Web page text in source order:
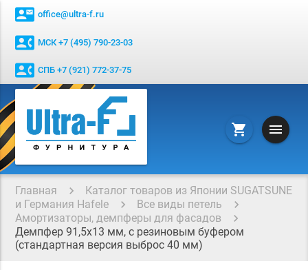
contact_mail office@ultra-f.ru
contact_phone МСК +7 (495) 790-23-03
contact_phone СПБ +7 (921) 772-37-75
shopping_cart menu
Главная
Каталог товаров из Японии SUGATSUNE
и Германия Hafele
Все виды петель
Амортизаторы, демпферы для фасадов
Демпфер 91,5х13 мм, с резиновым буфером
(стандартная версия выброс 40 мм)